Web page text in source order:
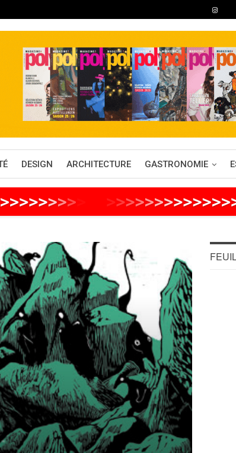
DESIGN ARCHITECTURE GASTRONOMIE
>>>>>>>> >>>>>> >>>>>>